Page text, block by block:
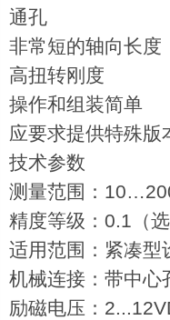
通孔
非常短的轴向长度
高扭转刚度
操作和组装简单
应要求提供特殊版
技术参数
测量范围：
精度等级：0.1（
适用范围：紧凑型
机械连接：带中心
励磁电压：